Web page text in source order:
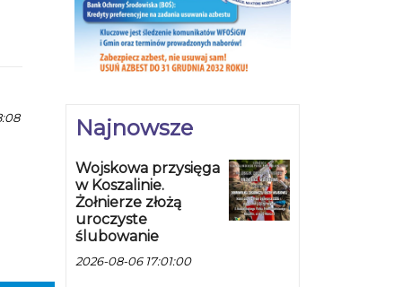
Najnowsze
Wojskowa przysięga
w Koszalinie.
Żołnierze złożą
uroczyste
ślubowanie
2026-08-06 17:01:00